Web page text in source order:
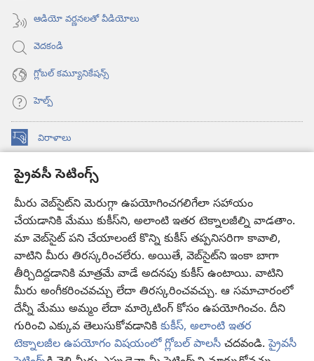
ప్రైవసీ సెటింగ్స్
మీరు వెబ్‌సైట్‌ని మెరుగ్గా ఉపయోగించగలిగేలా సహాయం
చేయడానికి మేము కుకీస్‌ని, అలాంటి ఇతర టెక్నాలజీల్ని వాడతాం.
మా వెబ్‌సైట్‌ పని చేయాలంటే కొన్ని కుకీస్‌ తప్పనిసరిగా కావాలి,
వాటిని మీరు తిరస్కరించలేరు. అయితే, వెబ్‌సైట్‌ని ఇంకా బాగా
తీర్చిదిద్దడానికి మాత్రమే వాడే అదనపు కుకీస్‌ ఉంటాయి. వాటిని
మీరు అంగీకరించవచ్చు లేదా తిరస్కరించవచ్చు. ఆ సమాచారంలో
దేన్నీ మేము అమ్మం లేదా మార్కెటింగ్‌ కోసం ఉపయోగించం. దీని
గురించి ఎక్కువ తెలుసుకోవడానికి కుకీస్, అలాంటి ఇతర
టెక్నాలజీల ఉపయోగం విషయంలో గ్లోబల్ పాలసీ చదవండి.ప్రైవసీ
ఆడియో వర్ణనలతో వీడియోలు
వెదకండి
గ్లోబల్‌ కమ్యూనికేషన్స్‌
హెల్ప్‌
విరాళాలు
(కొత్త
ఓపెన్‌ కావలికోట ఆన్‌లైన్‌ లైబ్రరీ
(కొత్త
విండో
ఓపెన్‌
అవుతుంది)
JW Hub
(కొత్త
విండో
ఓపెన్‌
అవుతుంది)
JW లైబ్రరీ
కావలికోట లైబ్రరీ
Copyright© 2026 Watch Tower Bible and Tract Society of Pennsylvania.